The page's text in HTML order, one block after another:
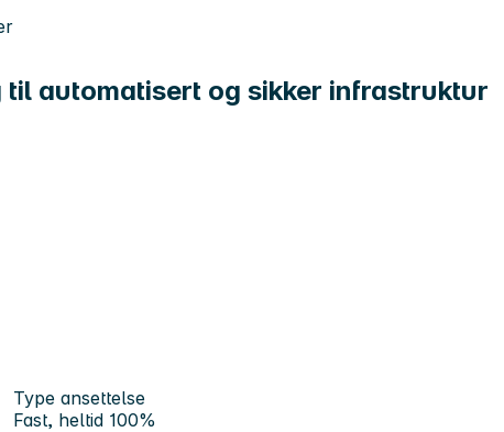
automatisert og sikker infrastruktur
Type ansettelse
Fast, heltid 100%